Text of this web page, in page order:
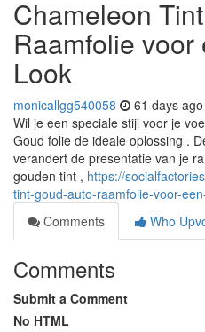
Chameleon
Raamfolie voor
Look
monicallgg540058 61 days ago
Wil je een speciale stijl voor je
Goud folie de ideale oplossing .
verandert de presentatie van je
gouden tint , https://
tint-goud-auto-raamfolie-voor-
Comments
Who
Comments
Submit a Comment
No HTML